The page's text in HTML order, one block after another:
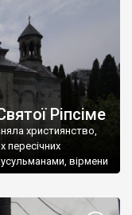
Ріпсіме
християнство,
пересічних
вірмени